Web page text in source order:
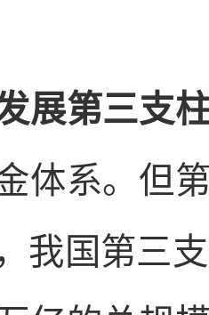
第三支柱
体系。但
我国第三